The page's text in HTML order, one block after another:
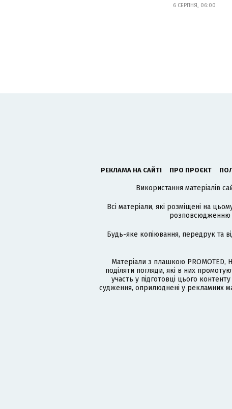
6 СЕРПНЯ, 06:00
РЕКЛАМА НА САЙТІ ПРО ПРОЄКТ
Використання матеріалів
Всі матеріали, які розміщені на
розповсюдженню
Будь-яке копіювання, передрук та
Матеріали з плашкою
поділяти погляди, які в них
участь у підготовці цього
судження, оприлюднені у рекламних